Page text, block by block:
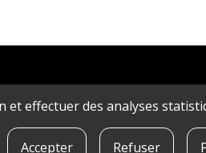
et effectuer des analyses
Accepter Refuser